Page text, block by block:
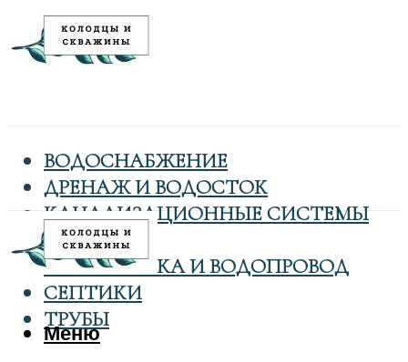
ВОДОСНАБЖЕНИЕ
ДРЕНАЖ И ВОДОСТОК
КАНАЛИЗАЦИОННЫЕ СИСТЕМЫ
КОЛОДЦЫ
САНТЕХНИКА И ВОДОПРОВОД
СЕПТИКИ
ТРУБЫ
Меню